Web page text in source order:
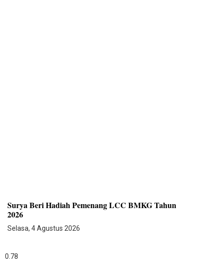
Surya Beri Hadiah Pemenang LCC BMKG Tahun
2026
Selasa, 4 Agustus 2026